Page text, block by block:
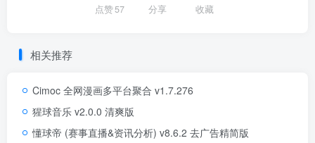
点赞57 分享 收藏
相关推荐
Cimoc 全网漫画多平台聚合 v1.7.276
猩球音乐 v2.0.0 清爽版
懂球帝 (赛事直播&资讯分析) v8.6.2 去广告精简版